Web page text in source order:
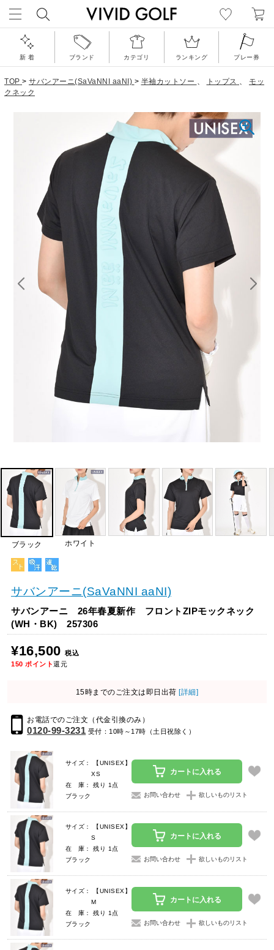
新 着 ブランド カテゴリ ランキング プレー券
TOP > サバンアーニ(SaVaNNI aaNI) > 半袖カットソー 、 トップス 、 モッ
クネック
ブラック ホワイト
サバンアーニ(SaVaNNI aaNI)
サバンアーニ 26年春夏新作 フロントZIPモックネック
(WH・BK) 257306
¥16,500 税込
150 ポイント還元
15時までのご注文は即日出荷 [詳細]
お電話でのご注文（代金引換のみ）
0120-99-3231 受付：10時～17時（土日祝除く）
サイズ： 【UNISEX】
XS
在 庫： 残り 1点
ブラック
カートに入れる
お問い合わせ 欲しいものリスト
サイズ： 【UNISEX】
S
在 庫： 残り 1点
ブラック
カートに入れる
お問い合わせ 欲しいものリスト
サイズ： 【UNISEX】
M
在 庫： 残り 1点
ブラック
カートに入れる
お問い合わせ 欲しいものリスト